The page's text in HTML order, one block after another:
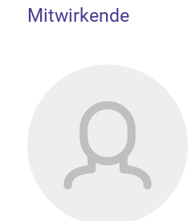
Mitwirkende